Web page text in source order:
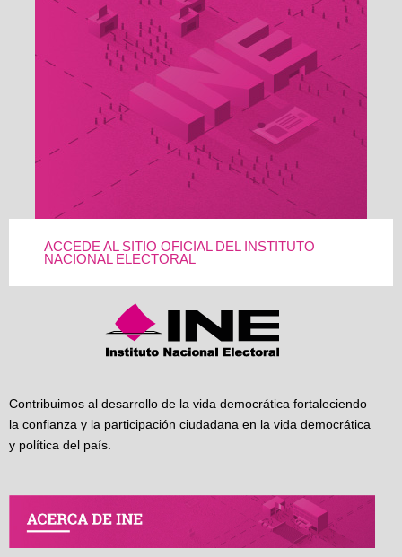
ACCEDE AL SITIO OFICIAL DEL INSTITUTO
NACIONAL ELECTORAL
Contribuimos al desarrollo de la vida democrática fortaleciendo
la confianza y la participación ciudadana en la vida democrática
y política del país.